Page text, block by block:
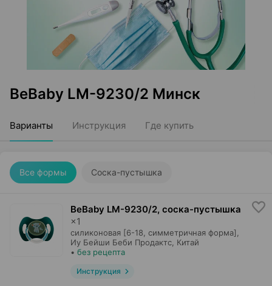
BeBaby LM-9230/2 Минск
Варианты Инструкция Где купить
Все формы Соска-пустышка
BeBaby LM-9230/2, соска-пустышка
×1
силиконовая [6-18, симметричная форма],
Иу Бейши Беби Продактс , Китай
• без рецепта
Инструкция